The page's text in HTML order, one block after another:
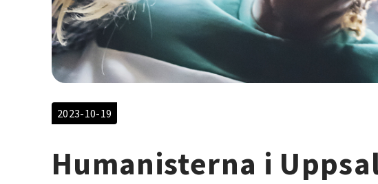
2023-10-19
Humanisterna i